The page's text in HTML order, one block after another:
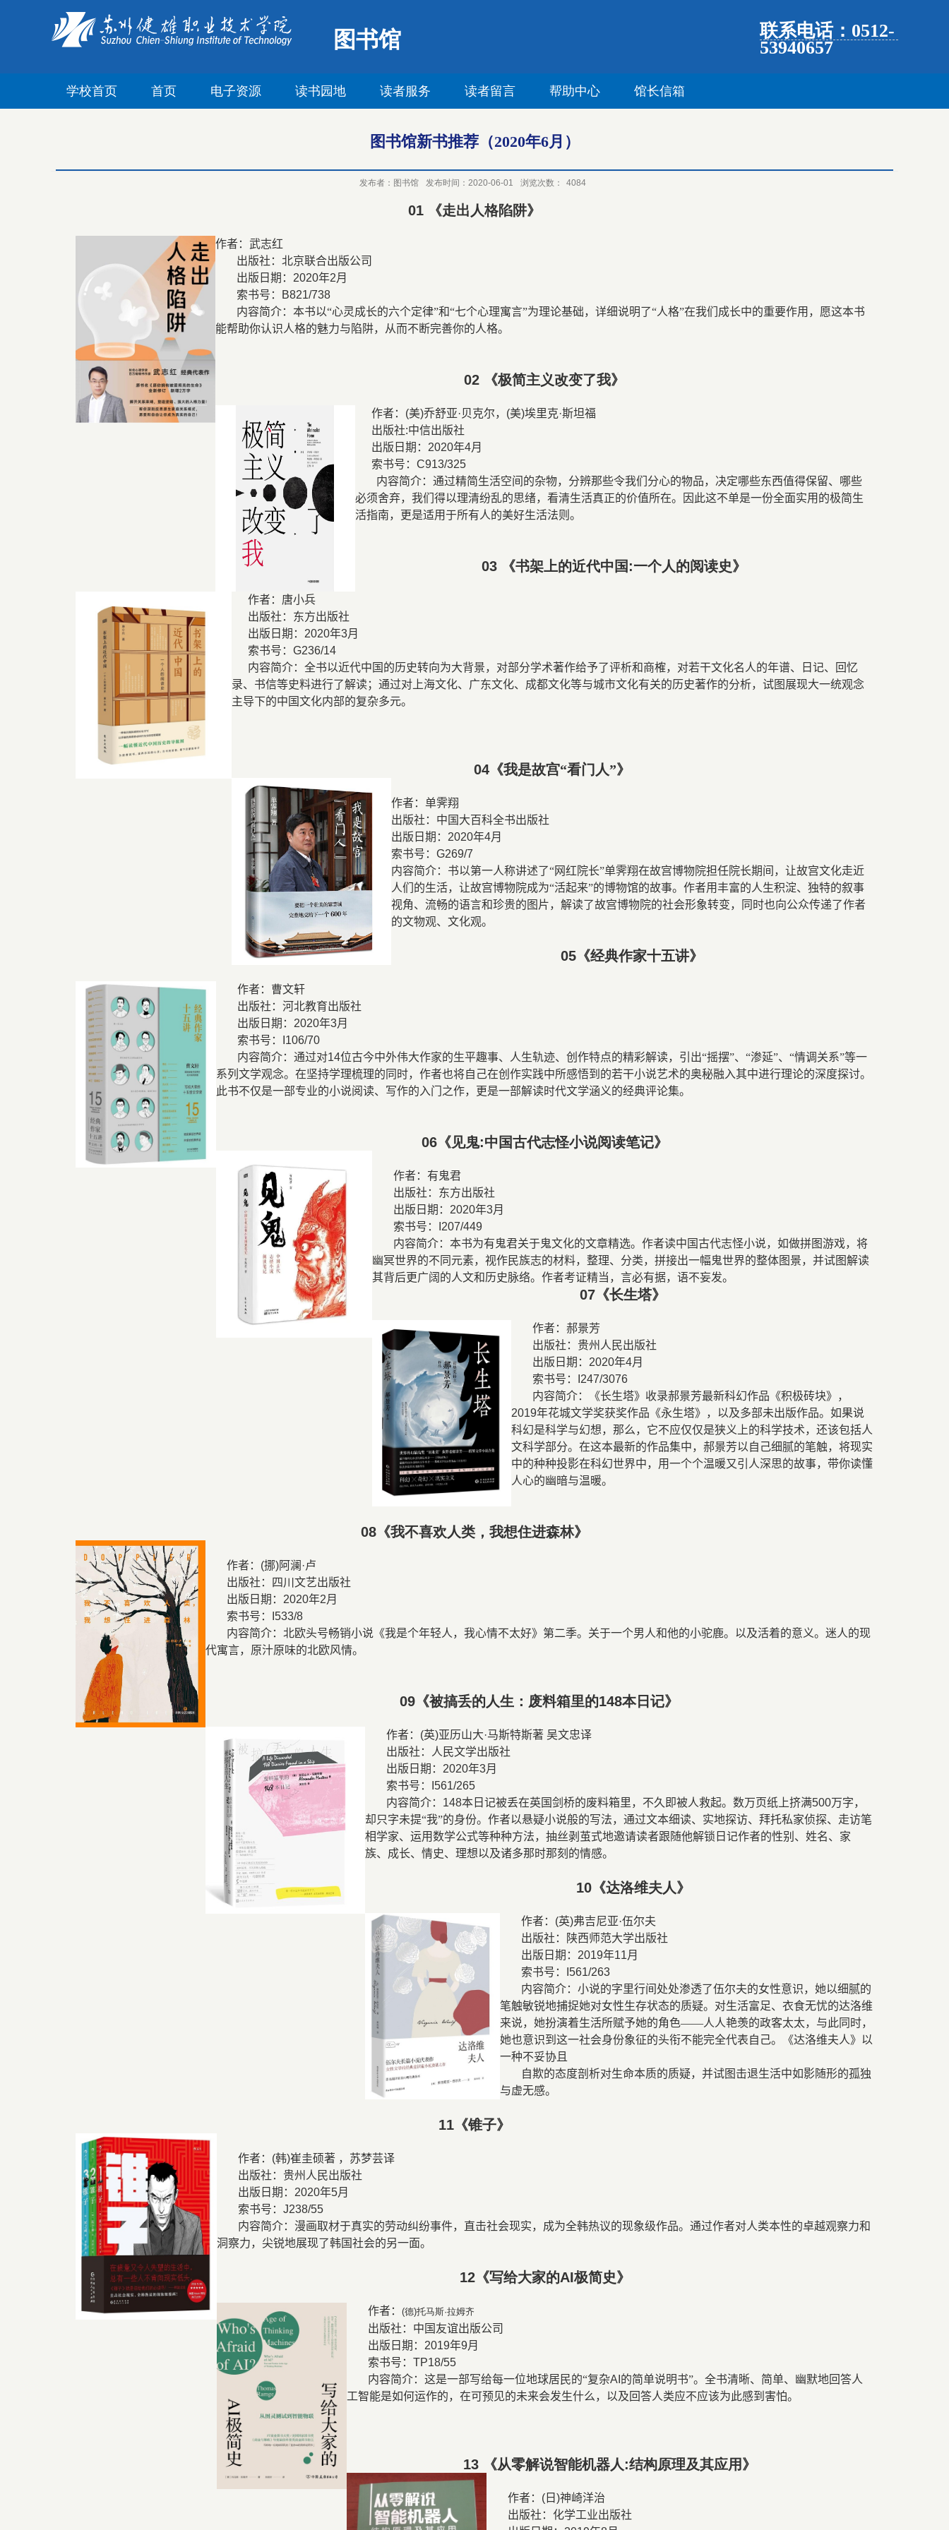
图书馆
联系电话：0512-
53940657
学校首页 首页 电子资源 读书园地 读者服务 读者留言 帮助中心 馆长信箱
图书馆新书推荐（2020年6月）
发布者：图书馆 发布时间：2020-06-01 浏览次数： 4084
01 《走出人格陷阱》
作者：武志红
出版社：北京联合出版公司
出版日期： 2020年2月
索书号：
B821/738
内容简介：本书以“心灵成长的六个定律”和“七个心理寓言”为理论基础，详细说明了“人格”在我们成长中的重要作用，愿这本书
能帮助你认识人格的魅力与陷阱，从而不断完善你的人格。
02 《极简主义改变了我》
作者： (美)乔舒亚·贝克尔， (美)埃里克·斯坦福
出版社:中信出版社
出版日期： 2020年4月
索书号： C913/325
内容简介：通过精简生活空间的杂物，分辨那些令我们分心的物品，决定哪些东西值得保留、哪些
必须舍弃，我们得以理清纷乱的思绪，看清生活真正的价值所在。因此这不单是一份全面实用的极简生
活指南，更是适用于所有人的美好生活法则。
03 《书架上的近代中国 :一个人的阅读史》
作者：唐小兵
出版社：东方出版社
出版日期： 2020年3月
索书号： G236/14
内容简介：全书以近代中国的历史转向为大背景，对部分学术著作给予了评析和商榷，对若干文化名人的年谱、日记、回忆
录、书信等史料进行了解读；通过对上海文化、广东文化、成都文化等与城市文化有关的历史著作的分析，试图展现大一统观念
主导下的中国文化内部的复杂多元。
04 《我是故宫“看门人”》
作者：单霁翔
出版社：中国大百科全书出版社
出版日期： 2020年4月
索书号：G269/7
内容简介：书以第一人称讲述了“网红院长”单霁翔在故宫博物院担任院长期间，让故宫文化走近
人们的生活，让故宫博物院成为“活起来”的博物馆的故事。作者用丰富的人生积淀、独特的叙事
视角、流畅的语言和珍贵的图片，解读了故宫博物院的社会形象转变，同时也向公众传递了作者
的文物观、文化观。
05 《经典作家十五讲》
作者：曹文轩
出版社：河北教育出版社
出版日期： 2020年3月
索书号：
I106/70
内容简介：通过对14位古今中外伟大作家的生平趣事、人生轨迹、创作特点的精彩解读，引出“摇摆”、“渗延”、“情调关系”等一
系列文学观念。在坚持学理梳理的同时，作者也将自己在创作实践中所感悟到的若干小说艺术的奥秘融入其中进行理论的深度探讨。
此书不仅是一部专业的小说阅读、写作的入门之作，更是一部解读时代文学涵义的经典评论集。
06《见鬼:中国古代志怪小说阅读笔记》
作者：有鬼君
出版社：东方出版社
出版日期： 2020年3月
索书号：
I207/449
内容简介：本书为有鬼君关于鬼文化的文章精选。作者读中国古代志怪小说，如做拼图游戏，将
幽冥世界的不同元素，视作民族志的材料，整理、分类，拼接出一幅鬼世界的整体图景，并试图解读
其背后更广阔的人文和历史脉络。作者考证精当，言必有据，语不妄发。
07《长生塔》
作者：郝景芳
出版社：贵州人民出版社
出版日期： 2020年4月
索书号：
I247/3076
内容简介：《长生塔》收录郝景芳最新科幻作品《积极砖块》，
2019年花城文学奖获奖作品《永生塔》，以及多部未出版作品。如果说
科幻是科学与幻想，那么，它不应仅仅是狭义上的科学技术，还该包括人
文科学部分。在这本最新的作品集中，郝景芳以自己细腻的笔触，将现实
中的种种投影在科幻世界中，用一个个温暖又引人深思的故事，带你读懂
人心的幽暗与温暖。
08《我不喜欢人类，我想住进森林》
作者： (挪)阿澜 ·卢
出版社：四川文艺出版社
出版日期： 2020年2月
索书号：
I533/8
内容简介：北欧头号畅销小说《我是个年轻人，我心情不太好》第二季。关于一个男人和他的小驼鹿。以及活着的意义。迷人的现
代寓言，原汁原味的北欧风情。
09 《被搞丢的人生：废料箱里的148本日记》
作者： (英)亚历山大·马斯特斯著 吴文忠译
出版社：人民文学出版社
出版日期： 2020年3月
索书号：
I561/265
内容简介： 148本日记被丢在英国剑桥的废料箱里，不久即被人救起。数万页纸上挤满500万字，
却只字未提“我”的身份。作者以悬疑小说般的写法，通过文本细读、实地探访、拜托私家侦探、走访笔
相学家、运用数学公式等种种方法，抽丝剥茧式地邀请读者跟随他解锁日记作者的性别、姓名、家
族、成长、情史、理想以及诸多那时那刻的情感。
10 《达洛维夫人》
作者： (英)弗吉尼亚·伍尔夫
出版社：陕西师范大学出版社
出版日期： 2019年11月
索书号：
I561/263
内容简介：小说的字里行间处处渗透了伍尔夫的女性意识，她以细腻的
笔触敏锐地捕捉她对女性生存状态的质疑。对生活富足、衣食无忧的达洛维
来说，她扮演着生活所赋予她的角色——人人艳羡的政客太太，与此同时，
她也意识到这一社会身份象征的头衔不能完全代表自己。《达洛维夫人》以
一种不妥协且
自欺的态度剖析对生命本质的质疑，并试图击退生活中如影随形的孤独
与虚无感。
11《锥子》
作者： (韩)崔圭硕著 ，苏梦芸译
出版社：贵州人民出版社
出版日期： 2020年5月
索书号：J238/55
内容简介：漫画取材于真实的劳动纠纷事件，直击社会现实，成为全韩热议的现象级作品。通过作者对人类本性的卓越观察力和
洞察力，尖锐地展现了韩国社会的另一面。
12《写给大家的AI极简史》
作者：(德)托马斯·拉姆齐
出版社：中国友谊出版公司
出版日期： 2019年9月
索书号：TP18/55
内容简介：这是一部写给每一位地球居民的“复杂AI 的简单说明书”。全书清晰、简单、幽默地回答人
工智能是如何运作的，在可预见的未来会发生什么，以及回答人类应不应该为此感到害怕。
13 《从零解说智能机器人 :结构原理及其应用》
作者： ( 日)神崎洋治
出版社：化学工业出版社